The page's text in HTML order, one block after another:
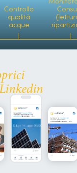
Controllo
qualità
acque